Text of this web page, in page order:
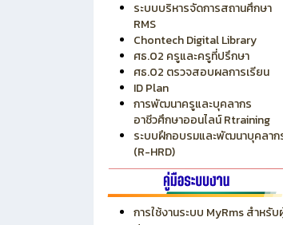
ระบบติดตามผู้สำเร็จการศึกษา
ระบบรายงานการจัดการเรียนการ
สอนออนไลน์
ระบบบริหารงบประมาณ MyPSD
ระบบบริหารจัดการสถานศึกษา
RMS
Chontech Digital Library
ศธ.02 ครูและครูที่ปรึกษา
ศธ.02 ตรวจสอบผลการเรียน
ID Plan
การพัฒนาครูและบุคลากร
อาชีวศึกษาออนไลน์ Rtraining
ระบบฝึกอบรมและพัฒนาบุคลากร
(R-HRD)